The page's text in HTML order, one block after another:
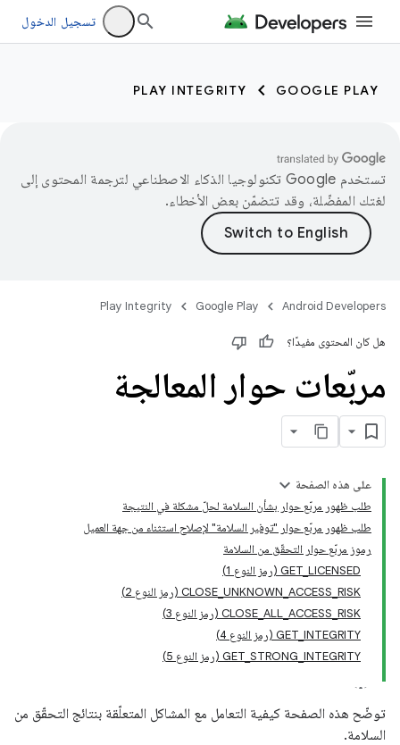
تسجيل الدخول
GOOGLE PLAY
PLAY INTEGRITY
تستخدم Google تكنولوجيا الذكاء الاصطناعي لترجمة المحتوى إلى
لغتك المفضّلة، وقد تتضمّن بعض الأخطاء.
Android Developers
Google Play
Play Integrity
هل كان المحتوى مفيدًا؟
مربّعات حوار المعالجة
على هذه الصفحة
طلب ظهور مربّع حوار بشأن السلامة لحلّ مشكلة في النتيجة
طلب ظهور مربّع حوار "توفير السلامة" لإصلاح استثناء من جهة العميل
رموز مربّع حوار التحقّق من السلامة
‫GET_LICENSED (رمز النوع 1)
‫CLOSE_UNKNOWN_ACCESS_RISK (رمز النوع 2)
‫CLOSE_ALL_ACCESS_RISK (رمز النوع 3)
‫GET_INTEGRITY (رمز النوع 4)
‫GET_STRONG_INTEGRITY (رمز النوع 5)
توضّح هذه الصفحة كيفية التعامل مع المشاكل المتعلّقة بنتائج التحقّق من
السلامة.